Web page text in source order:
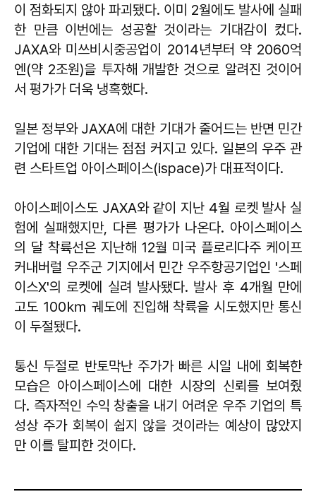
이 점화되지 않아 파괴됐다. 이미 2월에도 발사에 실패
한 만큼 이번에는 성공할 것이라는 기대감이 컸다.
JAXA와 미쓰비시중공업이 2014년부터 약 2060억
엔(약 2조원)을 투자해 개발한 것으로 알려진 것이어
서 평가가 더욱 냉혹했다.
일본 정부와 JAXA에 대한 기대가 줄어드는 반면 민간
기업에 대한 기대는 점점 커지고 있다. 일본의 우주 관
련 스타트업 아이스페이스(ispace)가 대표적이다.
아이스페이스도 JAXA와 같이 지난 4월 로켓 발사 실
험에 실패했지만, 다른 평가가 나온다. 아이스페이스
의 달 착륙선은 지난해 12월 미국 플로리다주 케이프
커내버럴 우주군 기지에서 민간 우주항공기업인 '스페
이스X'의 로켓에 실려 발사됐다. 발사 후 4개월 만에
고도 100㎞ 궤도에 진입해 착륙을 시도했지만 통신
이 두절됐다.
통신 두절로 반토막난 주가가 빠른 시일 내에 회복한
모습은 아이스페이스에 대한 시장의 신뢰를 보여줬
다. 즉자적인 수익 창출을 내기 어려운 우주 기업의 특
성상 주가 회복이 쉽지 않을 것이라는 예상이 많았지
만 이를 탈피한 것이다.